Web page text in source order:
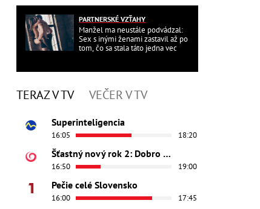
PARTNERSKÉ VZŤAHY
Manžel ma neustále podvádzal:
Sex s inými ženami zastavil až po
tom, čo sa stala táto jedna vec
TERAZ V TV VEČER V TV
Superinteligencia
16:05 18:20
Šťastný nový rok 2: Dobro došli
16:50 19:00
Pečie celé Slovensko
16:00 17:45